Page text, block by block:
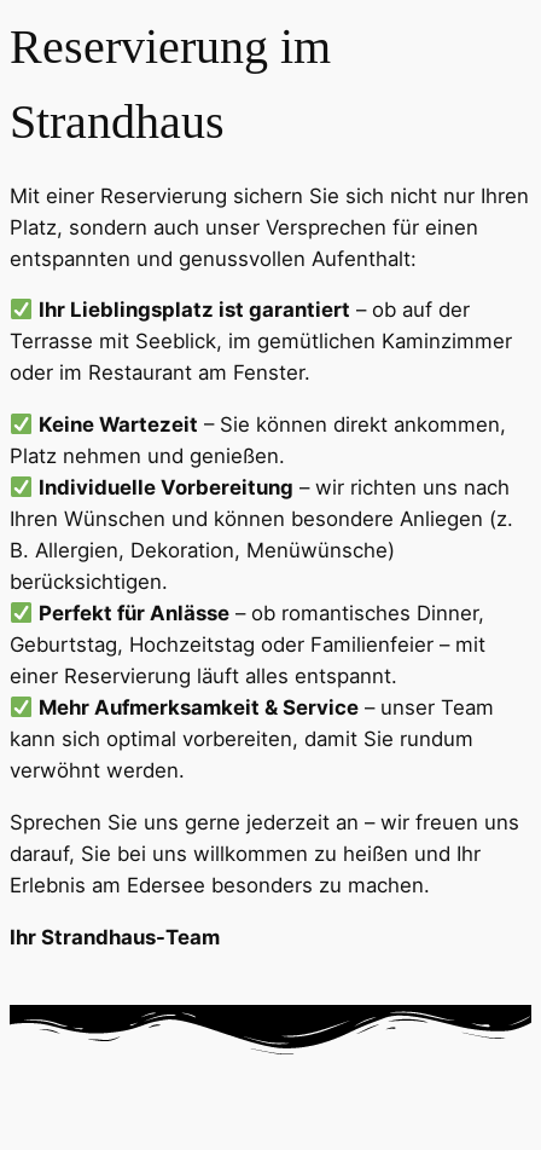
Reservierung im
Strandhaus
Mit einer Reservierung sichern Sie sich nicht nur Ihren
Platz, sondern auch unser Versprechen für einen
entspannten und genussvollen Aufenthalt:
Ihr Lieblingsplatz ist garantiert – ob auf der
Terrasse mit Seeblick, im gemütlichen Kaminzimmer
oder im Restaurant am Fenster.
Keine Wartezeit – Sie können direkt ankommen,
Platz nehmen und genießen.
Individuelle Vorbereitung – wir richten uns nach
Ihren Wünschen und können besondere Anliegen (z.
B. Allergien, Dekoration, Menüwünsche)
berücksichtigen.
Perfekt für Anlässe – ob romantisches Dinner,
Geburtstag, Hochzeitstag oder Familienfeier – mit
einer Reservierung läuft alles entspannt.
Mehr Aufmerksamkeit & Service – unser Team
kann sich optimal vorbereiten, damit Sie rundum
verwöhnt werden.
Sprechen Sie uns gerne jederzeit an – wir freuen uns
darauf, Sie bei uns willkommen zu heißen und Ihr
Erlebnis am Edersee besonders zu machen.
Ihr Strandhaus-Team